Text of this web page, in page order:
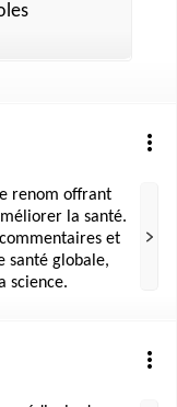
renom offrant
la santé.
et
santé globale,
science.